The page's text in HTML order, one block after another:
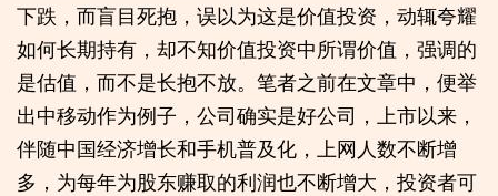
下跌，而盲目死抱，误以为这是价值投资，动辄夸耀
如何长期持有，却不知价值投资中所谓价值，强调的
是估值，而不是长抱不放。笔者之前在文章中，便举
出中移动作为例子，公司确实是好公司，上市以来，
伴随中国经济增长和手机普及化，上网人数不断增
多，为每年为股东赚取的利润也不断增大，投资者可